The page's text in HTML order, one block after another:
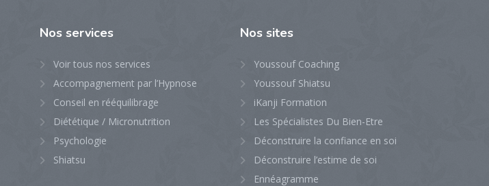
Nos services
Voir tous nos services
Accompagnement par l’Hypnose
Conseil en rééquilibrage
Diététique / Micronutrition
Psychologie
Shiatsu
Nos sites
Youssouf Coaching
Youssouf Shiatsu
iKanji Formation
Les Spécialistes Du Bien-Etre
Déconstruire la confiance en soi
Déconstruire l’estime de soi
Ennéagramme